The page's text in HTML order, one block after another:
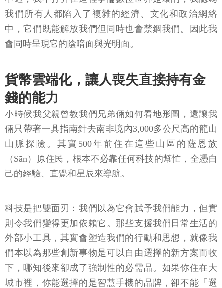
我們所有人都陷入了複雜的經濟、文化和政治網絡
中，它們既能解放我們但同時也會禁錮我們。因此我
會同時呈現它的陰暗面與光明面。
貨幣雲端化，讓人喪失直接持有金
錢的能力
小時候我父親曾教我們兄弟倆如何看地形圖，還讓我
倆只帶著一具指南針去南非境內3,000多公尺高的龍山
山脈探險。其實500年前住在這些山區的薩恩族
（Sān）原住民，根本不必靠任何科技的幫忙，全憑自
己的經驗、直覺和星辰來導航。
科技是把雙面刃：我們以為它會賦予我們能力，但實
則令我們變得更加依賴它。那些支援我們日常生活的
外部小工具，其實會塑造我們的行動和思想，就像我
們本以為那些創新事物是可以自由選擇的新方案而收
下，哪知後來卻成了強制性的必需品。如果你住在大
城市裡，你能選擇的是智慧手機的品牌，卻不能「選